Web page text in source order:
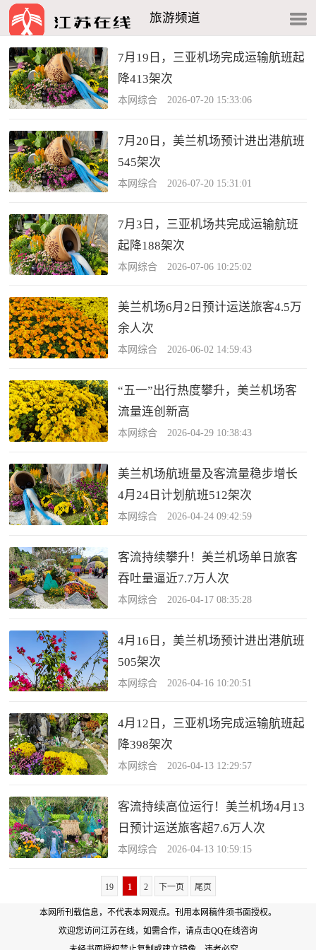
旅游频道
7月19日，三亚机场完成运输航班起
降413架次
本网综合 2026-07-20 15:33:06
7月20日，美兰机场预计进出港航班
545架次
本网综合 2026-07-20 15:31:01
7月3日，三亚机场共完成运输航班
起降188架次
本网综合 2026-07-06 10:25:02
美兰机场6月2日预计运送旅客4.5万
余人次
本网综合 2026-06-02 14:59:43
“五一”出行热度攀升，美兰机场客
流量连创新高
本网综合 2026-04-29 10:38:43
美兰机场航班量及客流量稳步增长
4月24日计划航班512架次
本网综合 2026-04-24 09:42:59
客流持续攀升！美兰机场单日旅客
吞吐量逼近7.7万人次
本网综合 2026-04-17 08:35:28
4月16日，美兰机场预计进出港航班
505架次
本网综合 2026-04-16 10:20:51
4月12日，三亚机场完成运输航班起
降398架次
本网综合 2026-04-13 12:29:57
客流持续高位运行！美兰机场4月13
日预计运送旅客超7.6万人次
本网综合 2026-04-13 10:59:15
19 1 2 下一页 尾页
本网所刊载信息，不代表本网观点。刊用本网稿件须书面授权。
欢迎您访问江苏在线，如需合作， 请点击QQ在线咨询